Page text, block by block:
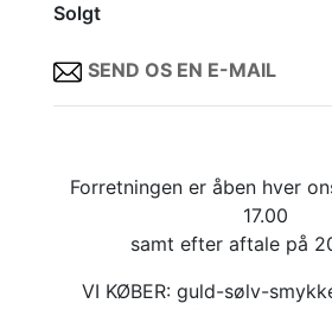
Solgt
SEND OS EN E-MAIL
Forretningen er åben hver
17.00
samt efter aftale på
VI KØBER: guld-sølv-